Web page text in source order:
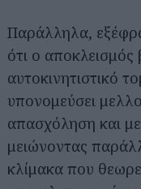
Παράλληλα,
ότι ο
αυτοκινητιστικό
υπονομεύσει
απασχόληση και
μειώνοντας
κλίμακα που